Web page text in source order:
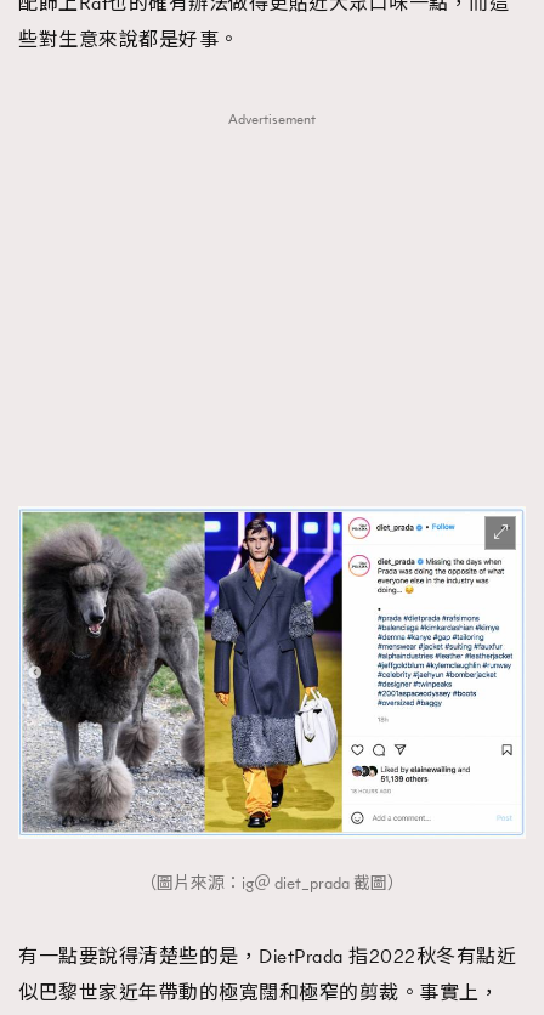
些對生意來說都是好事。
Advertisement
（圖片來源：ig＠ diet_prada 截圖）
有一點要說得清楚些的是，DietPrada 指2022秋冬有點近
似巴黎世家近年帶動的極寬闊和極窄的剪裁。事實上，